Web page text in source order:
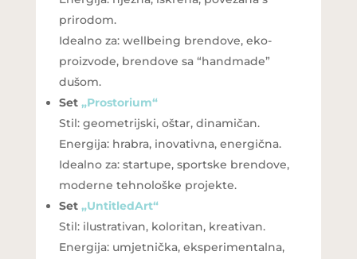
prirodom.
Idealno za: wellbeing brendove, eko-
proizvode, brendove sa “handmade”
dušom.
Set „Prostorium“
Stil: geometrijski, oštar, dinamičan.
Energija: hrabra, inovativna, energična.
Idealno za: startupe, sportske brendove,
moderne tehnološke projekte.
Set „UntitledArt“
Stil: ilustrativan, koloritan, kreativan.
Energija: umjetnička, eksperimentalna,